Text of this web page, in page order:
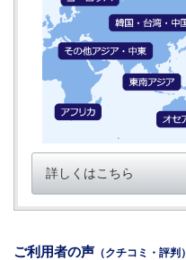
詳しくはこちら
ご利用者の声 （クチコミ・評判）